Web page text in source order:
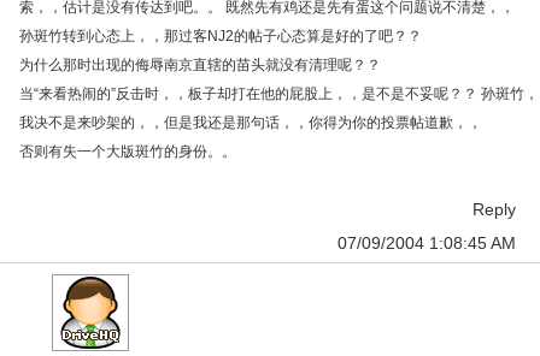
索，，估计是没有传达到吧。。 既然先有鸡还是先有蛋这个问题说不清楚，，
孙斑竹转到心态上，，那过客NJ2的帖子心态算是好的了吧？？
为什么那时出现的侮辱南京直辖的苗头就没有清理呢？？
当“来看热闹的”反击时，，板子却打在他的屁股上，，是不是不妥呢？？ 孙斑竹，
我决不是来吵架的，，但是我还是那句话，，你得为你的投票帖道歉，，
否则有失一个大版斑竹的身份。。
Reply
07/09/2004 1:08:45 AM